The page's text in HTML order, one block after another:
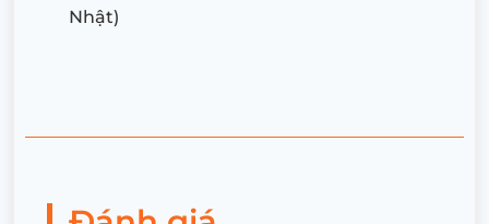
Nhật)